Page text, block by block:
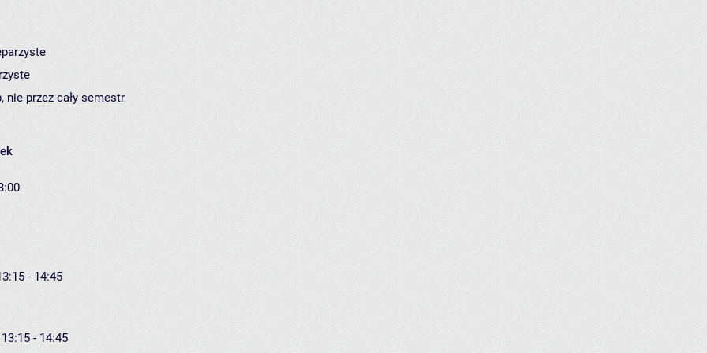
przez cały semestr
- 14:45
- 14:45